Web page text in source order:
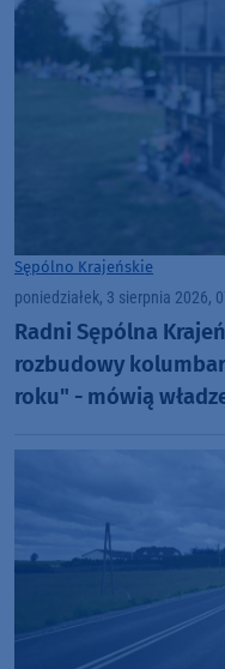
Sępólno Krajeńskie
poniedziałek, 3 sierpnia 2026,
Radni Sępólna
rozbudowy
roku" - mówią